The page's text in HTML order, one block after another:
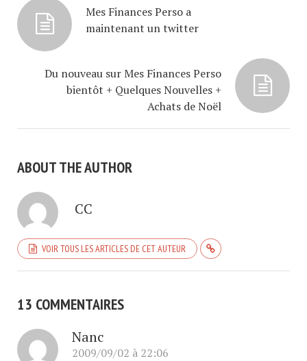
Mes Finances Perso a
maintenant un twitter
Du nouveau sur Mes Finances Perso
bientôt + Quelques Nouvelles +
Achats de Noël
ABOUT THE AUTHOR
CC
VOIR TOUS LES ARTICLES DE CET AUTEUR
13 COMMENTAIRES
Nanc
2009/09/02 à 22:06